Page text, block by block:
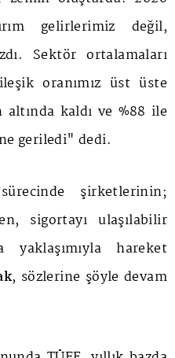
gelirlerimiz değil,
Sektör ortalamaları
oranımız üst üste
kaldı ve %88 ile
geriledi" dedi.
şirketlerinin;
sigortayı ulaşılabilir
hareket
, sözlerine şöyle devam